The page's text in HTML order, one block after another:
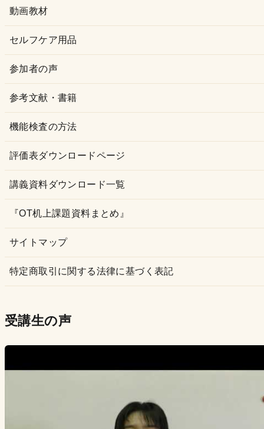
動画教材
セルフケア用品
参加者の声
参考文献・書籍
機能検査の方法
評価表ダウンロードページ
講義資料ダウンロード一覧
『OT机上課題資料まとめ』
サイトマップ
特定商取引に関する法律に基づく表記
受講生の声